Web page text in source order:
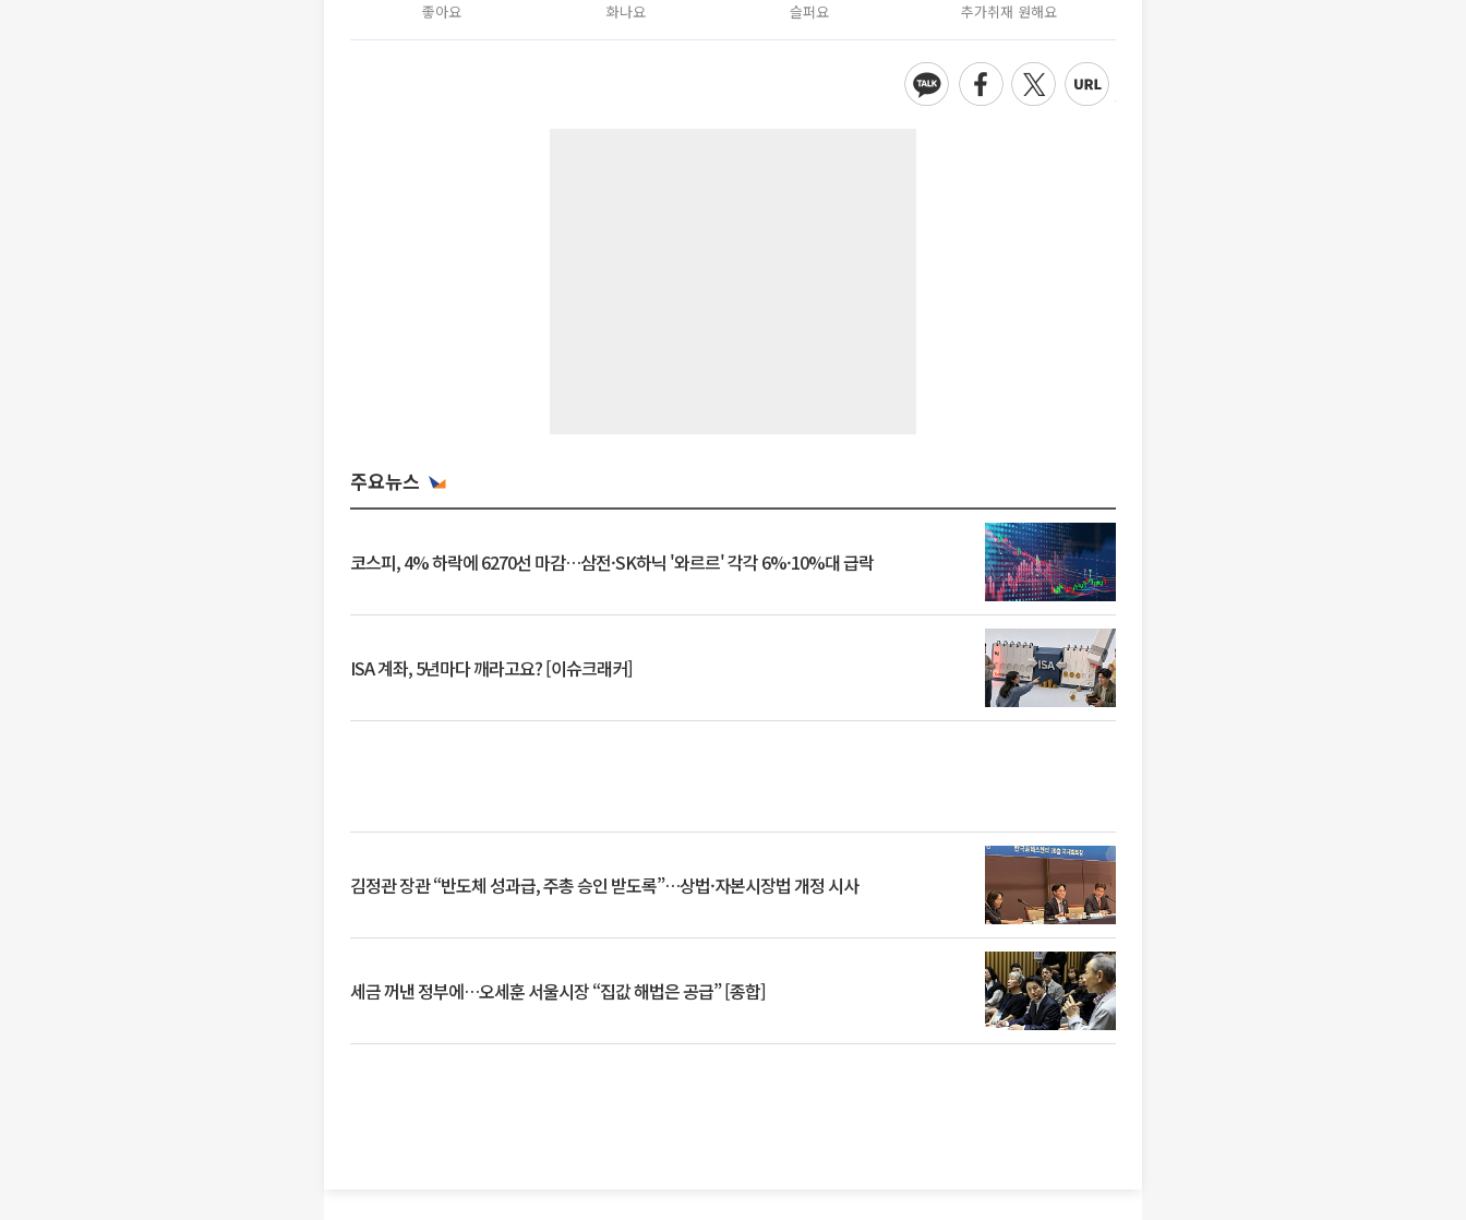
좋아요 화나요 슬퍼요 추가취재 원해요
주요뉴스
코스피, 4% 하락에 6270선 마감…삼전·SK하닉 '와르르' 각각 6%·10%대 급락
ISA 계좌, 5년마다 깨라고요? [이슈크래커]
김정관 장관 “반도체 성과급, 주총 승인 받도록”…상법·자본시장법 개정 시사
세금 꺼낸 정부에…오세훈 서울시장 “집값 해법은 공급” [종합]